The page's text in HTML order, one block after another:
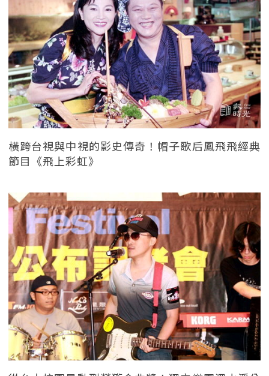
橫跨台視與中視的影史傳奇！帽子歌后鳳飛飛經典
節目《飛上彩虹》